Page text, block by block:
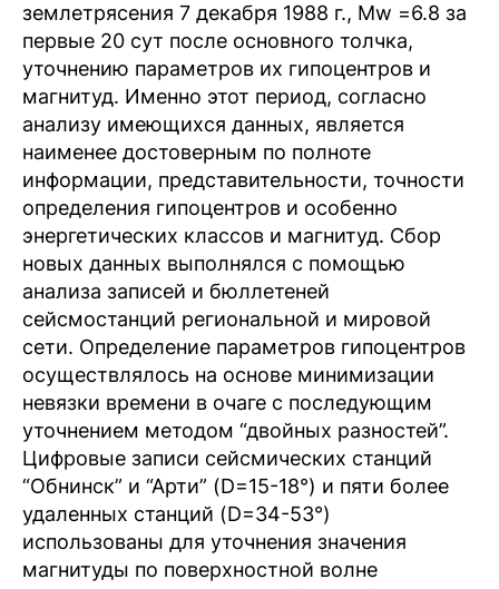
землетрясения 7 декабря 1988 г., Mw =6.8 за
первые 20 сут после основного толчка,
уточнению параметров их гипоцентров и
магнитуд. Именно этот период, согласно
анализу имеющихся данных, является
наименее достоверным по полноте
информации, представительности, точности
определения гипоцентров и особенно
энергетических классов и магнитуд. Сбор
новых данных выполнялся с помощью
анализа записей и бюллетеней
сейсмостанций региональной и мировой
сети. Определение параметров гипоцентров
осуществлялось на основе минимизации
невязки времени в очаге с последующим
уточнением методом “двойных разностей”.
Цифровые записи сейсмических станций
“Обнинск” и “Арти” (D=15-18°) и пяти более
удаленных станций (D=34-53°)
использованы для уточнения значения
магнитуды по поверхностной волне